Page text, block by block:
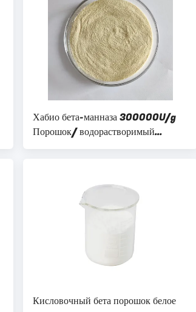
Хабио бета-манназа 300000U/g
Порошок/ водорастворимый
разлагающийся маннан
Кисловочный бета порошок белое